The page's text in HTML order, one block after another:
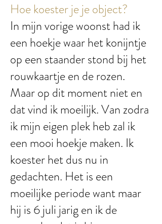
Hoe koester je je object?
In mijn vorige woonst had ik
een hoekje waar het konijntje
op een staander stond bij het
rouwkaartje en de rozen.
Maar op dit moment niet en
dat vind ik moeilijk. Van zodra
ik mijn eigen plek heb zal ik
een mooi hoekje maken. Ik
koester het dus nu in
gedachten. Het is een
moeilijke periode want maar
hij is 6 juli jarig en ik de